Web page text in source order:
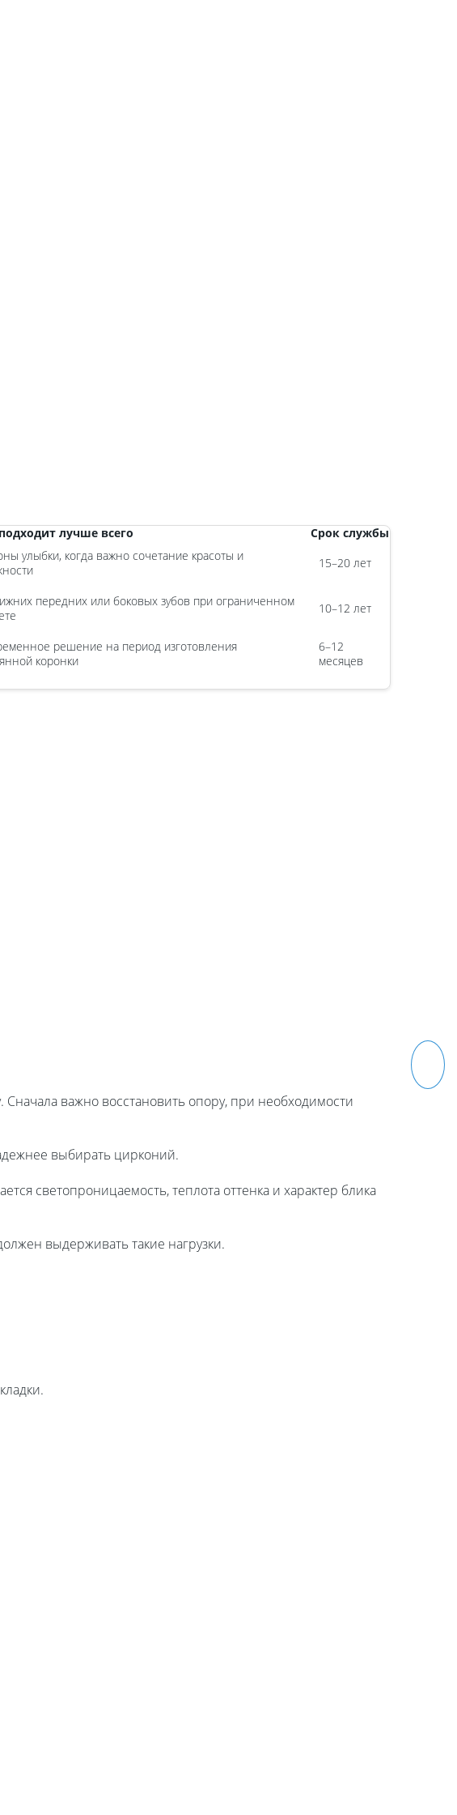
лучше всего
Срок службы
улыбки, когда важно сочетание красоты и
15–20 лет
передних или боковых зубов при ограниченном
10–12 лет
решение на период изготовления
коронки
6–12
месяцев
важно восстановить опору, при необходимости
выбирать цирконий.
светопроницаемость, теплота оттенка и характер блика
выдерживать такие нагрузки.